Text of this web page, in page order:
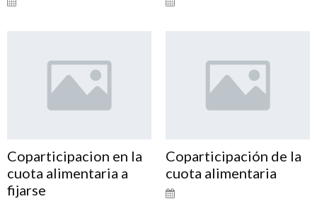
Coparticipacion en la
cuota alimentaria a
fijarse
Coparticipación de la
cuota alimentaria